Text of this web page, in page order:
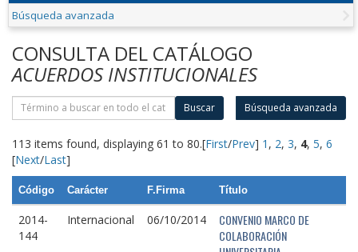
Búsqueda avanzada
CONSULTA DEL CATÁLOGO
ACUERDOS INSTITUCIONALES
Buscar Búsqueda avanzada
113 items found, displaying 61 to 80.[First/Prev] 1 , 2, 3, 4, 5, 6
[Next/Last]
Código Carácter F.Firma Título
2014-
144
Internacional 06/10/2014
CONVENIO MARCO DE
COLABORACIÓN